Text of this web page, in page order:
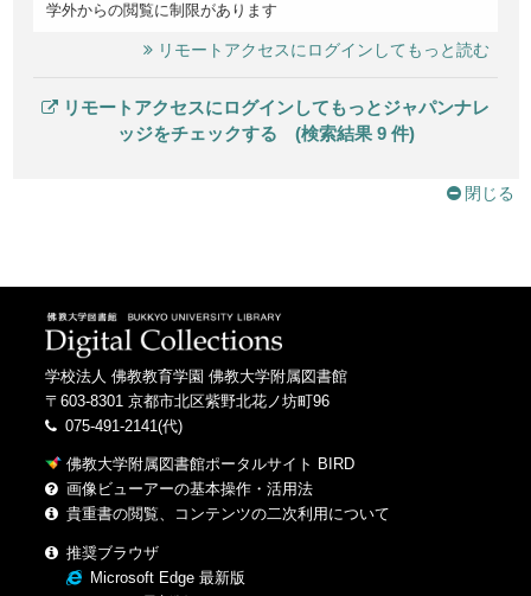
学外からの閲覧に制限があります
リモートアクセスにログインしてもっと読む
リモートアクセスにログインしてもっとジャパンナレ
ッジをチェックする (検索結果 9 件)
閉じる
学校法人 佛教教育学園 佛教大学附属図書館
〒603-8301 京都市北区紫野北花ノ坊町96
075-491-2141(代)
佛教大学附属図書館ポータルサイト BIRD
画像ビューアーの基本操作・活用法
貴重書の閲覧、コンテンツの二次利用について
推奨ブラウザ
Microsoft Edge 最新版